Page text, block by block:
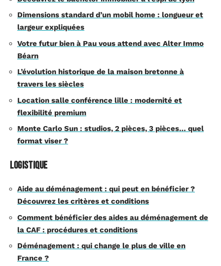
Dimensions standard d’un mobil home : longueur et
largeur expliquées
Votre futur bien à Pau vous attend avec Alter Immo
Béarn
L’évolution historique de la maison bretonne à
travers les siècles
Location salle conférence lille : modernité et
flexibilité premium
Monte Carlo Sun : studios, 2 pièces, 3 pièces… quel
format viser ?
Logistique
Aide au déménagement : qui peut en bénéficier ?
Découvrez les critères et conditions
Comment bénéficier des aides au déménagement de
la CAF : procédures et conditions
Déménagement : qui change le plus de ville en
France ?